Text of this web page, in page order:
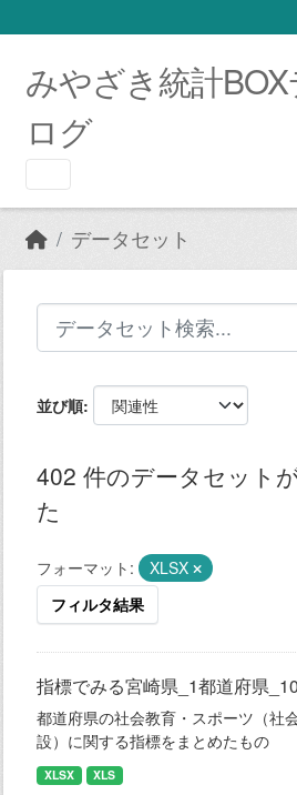
みやざき統計
ログ
データセット
並び順
402 件のデータセット
た
フォーマット:
XLSX
フィルタ結果
指標でみる宮崎県_1都道府県
都道府県の社会教育・スポーツ（社
設）に関する指標をまとめたもの
XLSX XLS